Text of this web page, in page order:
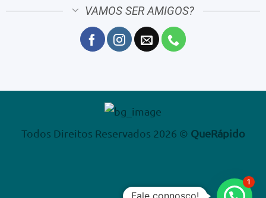
VAMOS SER AMIGOS?
Todos Direitos Reservados 2026 © QueRápido
Fale connosco!
1